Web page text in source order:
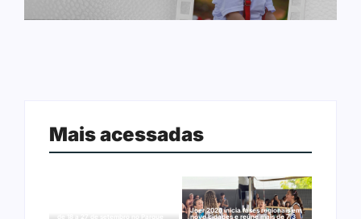
Mais acessadas
Joer 2026 inicia fases regionais em
nove cidades e reúne mais de 7,3